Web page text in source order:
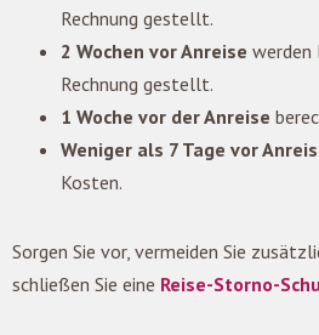
Rechnung gestellt.
2 Wochen vor Anreise werden
Rechnung gestellt.
1 Woche vor der Anreise
Weniger als 7 Tage vor
Kosten.
Sorgen Sie vor, vermeiden Sie
schließen Sie eine Reise-Storno-